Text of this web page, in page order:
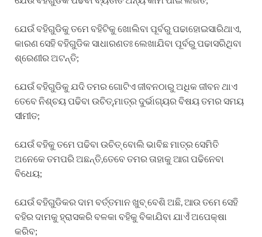
ଯେଉଁ ବହିଗୁଡିକୁ ତମେ ବହିଟିକୁ ଖୋଲିବା ପୂର୍ବରୁ ପଢାହୋଇସାରିଥାଏ,
କାରଣ ସେହି ବହିଗୁଡିକ ସାଧାରଣତଃ ଲେଖାଯିବା ପୂର୍ବରୁ ପଢାସରିଥିବା
ଶ୍ରେଣୀର ଅଟନ୍ତି;
ଯେଉଁ ବହିଗୁଡିକୁ ଯଦି ତମର ଗୋଟିଏ ଜୀବନଠାରୁ ଅଧିକ ଜୀବନ ଥାଏ
ତେବେ ନିଶ୍ଚୟ ପଢିବା ଉଚିତ୍,ମାତ୍ର ଦୁର୍ଭାଗ୍ୟର ବିଷୟ ତମର ସମୟ
ସୀମୀତ;
ଯେଉଁ ବହିକୁ ତମେ ପଢିବା ଉଚିତ୍ ବୋଲି ଭାବିଛ ମାତ୍ର ସେମିତି
ଅନେକେ ତମପରି ଅଛନ୍ତି,ତେବେ ତମର ତାହାକୁ ଆଗ ପଢିନେବା
ବିଧେୟ;
ଯେଉଁ ବହିଗୁଡିକର ଦାମ ବର୍ତ୍ତମାନ ଖୁବ୍ ବେଶି ଅଛି, ଆଉ ତମେ ସେହି
ବହିର ଦାମକୁ ହ୍ରାସକରି ବଳକା ବହିକୁ ବିକାଯିବା ଯାଏଁ ଅପେକ୍ଷା
କରିବ;